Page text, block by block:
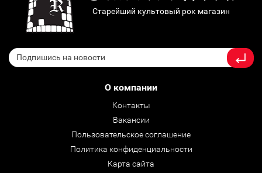
Старейший культовый рок магазин
О компании
Контакты
Вакансии
Пользовательское соглашение
Политика конфиденциальности
Карта сайта